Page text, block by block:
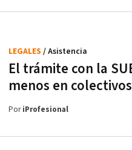
El trámite con la
menos en
LEGALES / Asistencia
PoriProfesional